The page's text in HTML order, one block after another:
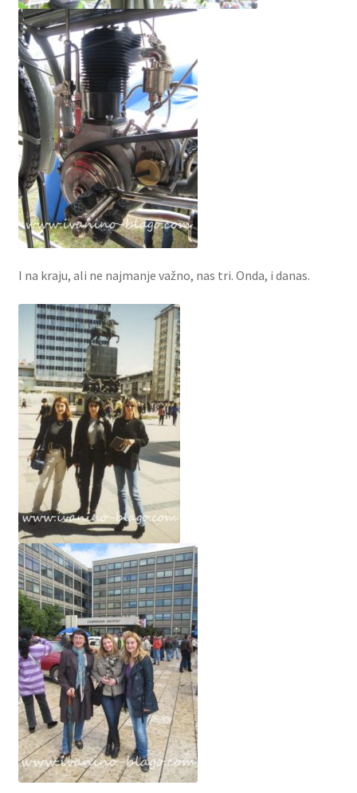
I na kraju, ali ne najmanje važno, nas tri. Onda, i danas.